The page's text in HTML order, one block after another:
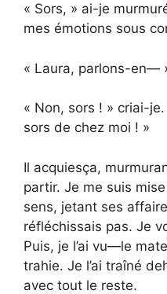
« Sors, » ai-je
mes émotions sous
« Laura, parlons-en—
« Non, sors ! » criai-
sors de chez moi ! »
Il acquiesça,
partir. Je me suis
sens, jetant ses
réfléchissais pas. Je
Puis, je l’ai vu—le
trahie. Je l’ai traîné
avec tout le reste.